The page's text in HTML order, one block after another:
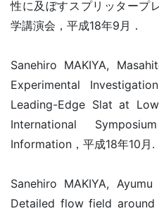
性に及ぼすスプリッタープ
学講演会，平成18年9月．
Sanehiro MAKIYA,
Experimental
Leading-Edge Slat at
International
Information，平成18年10月.
Sanehiro MAKIYA,
Detailed flow field